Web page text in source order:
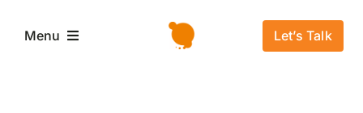
Menu Let’s Talk